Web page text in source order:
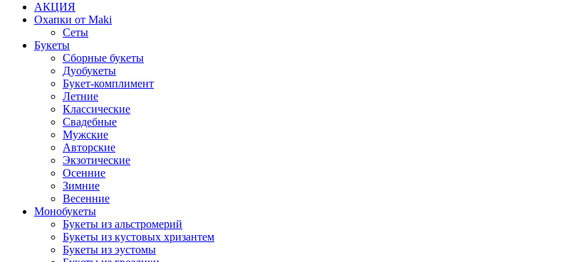
АКЦИЯ
Охапки от Maki
Сеты
Букеты
Сборные букеты
Дуобукеты
Букет-комплимент
Летние
Классические
Свадебные
Мужские
Авторские
Экзотические
Осенние
Зимние
Весенние
Монобукеты
Букеты из альстромерий
Букеты из кустовых хризантем
Букеты из эустомы